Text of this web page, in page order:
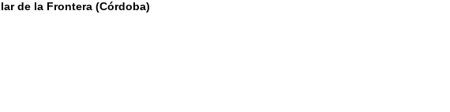
de la Frontera (Córdoba)